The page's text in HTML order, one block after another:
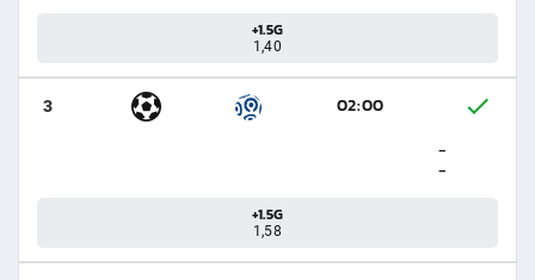
+1.5G
1,40
3
02:00
-
-
+1.5G
1,58